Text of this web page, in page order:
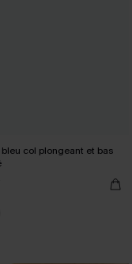
bleu col plongeant et bas